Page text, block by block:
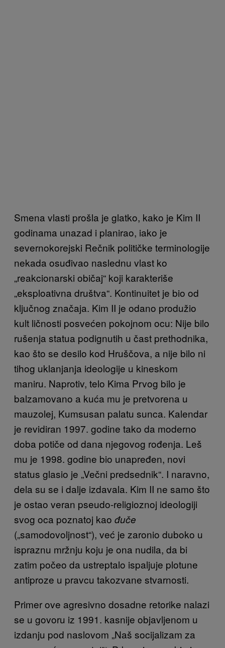
Smena vlasti prošla je glatko, kako je Kim II
godinama unazad i planirao, iako je
severnokorejski Rečnik političke terminologije
nekada osuđivao naslednu vlast ko
„reakcionarski običaj“ koji karakteriše
„eksploativna društva“. Kontinuitet je bio od
ključnog značaja. Kim II je odano produžio
kult ličnosti posvećen pokojnom ocu: Nije bilo
rušenja statua podignutih u čast prethodnika,
kao što se desilo kod Hruščova, a nije bilo ni
tihog uklanjanja ideologije u kineskom
maniru. Naprotiv, telo Kima Prvog bilo je
balzamovano a kuća mu je pretvorena u
mauzolej, Kumsusan palatu sunca. Kalendar
je revidiran 1997. godine tako da moderno
doba potiče od dana njegovog rođenja. Leš
mu je 1998. godine bio unapređen, novi
status glasio je „Večni predsednik“. I naravno,
dela su se i dalje izdavala. Kim II ne samo što
je ostao veran pseudo-religioznoj ideologiji
svog oca poznatoj kao đuče
(„samodovoljnost“), već je zaronio duboko u
ispraznu mržnju koju je ona nudila, da bi
zatim počeo da ustreptalo ispaljuje plotune
antiproze u pravcu takozvane stvarnosti.
Primer ove agresivno dosadne retorike nalazi
se u govoru iz 1991. kasnije objavljenom u
izdanju pod naslovom „Naš socijalizam za